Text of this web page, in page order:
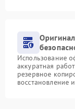
Использование
аккуратная
резервное